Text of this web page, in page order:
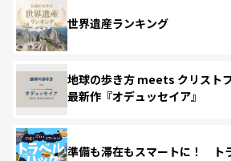
世界遺産ランキング
地球の歩き方 meets クリスト
最新作『オデュッセイア』
準備も滞在もスマートに！ ト